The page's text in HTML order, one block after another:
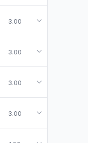
3.00
3.00
3.00
3.00